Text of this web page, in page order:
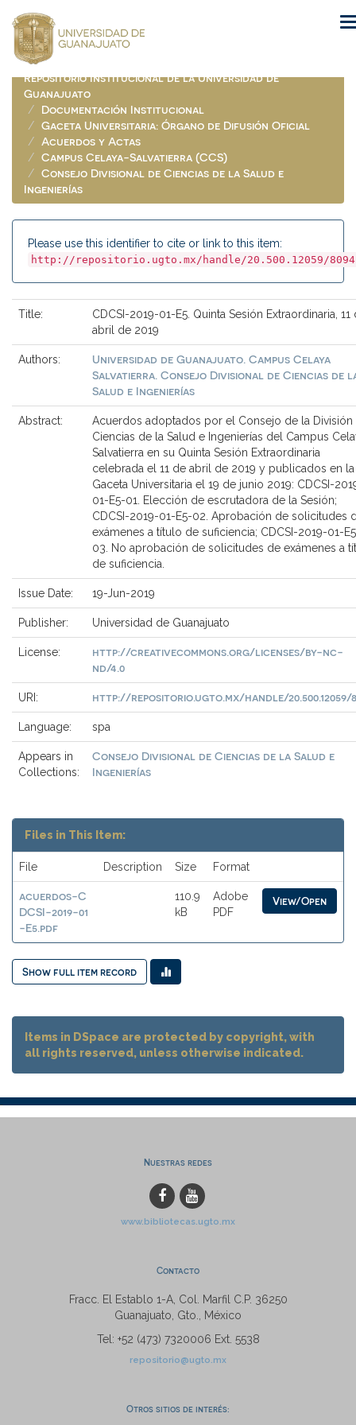
navigation
Repositorio Institucional de la Universidad de
Guanajuato
Documentación Institucional
Gaceta Universitaria: Órgano de Difusión Oficial
Acuerdos y Actas
Campus Celaya-Salvatierra (CCS)
Consejo Divisional de Ciencias de la Salud e
Ingenierías
Please use this identifier to cite or link to this item:
http://repositorio.ugto.mx/handle/20.500.12059/8094
Title:
CDCSI-2019-01-E5. Quinta Sesión Extraordinaria, 11
abril de 2019
Authors:
Universidad de Guanajuato. Campus Celaya
Salvatierra. Consejo Divisional de Ciencias de
Salud e Ingenierías
Abstract:
Acuerdos adoptados por el Consejo de la División
Ciencias de la Salud e Ingenierías del Campus
Salvatierra en su Quinta Sesión Extraordinaria
celebrada el 11 de abril de 2019 y publicados en la
Gaceta Universitaria el 19 de junio 2019: CDCSI-
01-E5-01. Elección de escrutadora de la Sesión;
CDCSI-2019-01-E5-02. Aprobación de solicitudes
exámenes a título de suficiencia; CDCSI-2019-01-
03. No aprobación de solicitudes de exámenes a
de suficiencia.
Issue Date: 19-Jun-2019
Publisher: Universidad de Guanajuato
License:
http://creativecommons.org/licenses/by-nc-
nd/4.0
URI: http://repositorio.ugto.mx/handle/20.500.12059/
Language: spa
Appears in
Collections:
Consejo Divisional de Ciencias de la Salud e
Ingenierías
Files in This Item:
File Description Size Format
acuerdos-C
DCSI-2019-01
-E5.pdf
110.9
kB
Adobe
PDF
View/Open
Show full item record
Items in DSpace are protected by copyright, with
all rights reserved, unless otherwise indicated.
Nuestras redes
www.bibliotecas.ugto.mx
Contacto
Fracc. El Establo 1-A, Col. Marfil C.P. 36250
Guanajuato, Gto., México
Tel: +52 (473) 7320006 Ext. 5538
repositorio@ugto.mx
Otros sitios de interés: